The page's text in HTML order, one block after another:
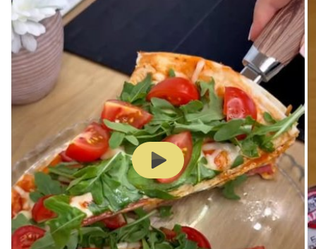
Play